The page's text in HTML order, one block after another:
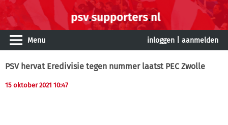
Menu inloggen aanmelden
PSV hervat Eredivisie tegen nummer laatst PEC Zwolle
15 oktober 2021 10:47